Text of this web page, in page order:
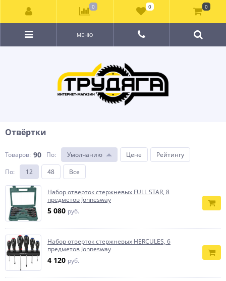
МЕНЮ
Отвёртки
Товаров: 90 По: Умолчанию Цене
Рейтингу
По: 12 48 Все
Набор отверток стержневых FULL STAR, 8
предметов Jonnesway
5 080 руб.
Набор отверток стержневых HERCULES, 6
предметов Jonnesway
4 120 руб.
0 0 0